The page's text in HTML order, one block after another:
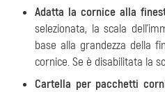
Adatta la cornice alla
selezionata, la scala
base alla grandezza della
cornice. Se è disabilitata la
Cartella per pacchetti